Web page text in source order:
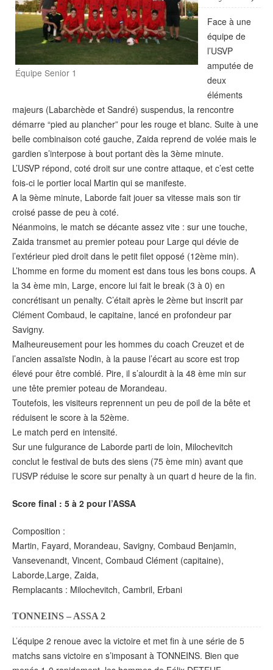
Équipe Senior 1
Face à une
équipe de
l’USVP
amputée de
deux
éléments
majeurs (Labarchède et Sandré) suspendus, la rencontre
démarre “pied au plancher” pour les rouge et blanc. Suite à une
belle combinaison coté gauche, Zaida reprend de volée mais le
gardien s’interpose à bout portant dès la 3ème minute.
L’USVP répond, coté droit sur une contre attaque, et c’est cette
fois-ci le portier local Martin qui se manifeste.
A la 9ème minute, Laborde fait jouer sa vitesse mais son tir
croisé passe de peu à coté.
Néanmoins, le match se décante assez vite : sur une touche,
Zaida transmet au premier poteau pour Large qui dévie de
l’extérieur pied droit dans le petit filet opposé (12ème min).
L’homme en forme du moment est dans tous les bons coups. A
la 34 ème min, Large, encore lui fait le break (3 à 0) en
concrétisant un penalty. C’était après le 2ème but inscrit par
Clément Combaud, le capitaine, lancé en profondeur par
Savigny.
Malheureusement pour les hommes du coach Creuzet et de
l’ancien assaïste Nodin, à la pause l’écart au score est trop
élevé pour être comblé. Pire, il s’alourdit à la 48 ème min sur
une tête premier poteau de Morandeau.
Toutefois, les visiteurs reprennent un peu de poil de la bête et
réduisent le score à la 52ème.
Le match perd en intensité.
Sur une fulgurance de Laborde parti de loin, Milochevitch
conclut le festival de buts des siens (75 ème min) avant que
l’USVP réduise le score sur penalty à un quart d heure de la fin.
Score final : 5 à 2 pour l’ASSA
Composition :
Martin, Fayard, Morandeau, Savigny, Combaud Benjamin,
Vansevenandt, Vincent, Combaud Clément (capitaine),
Laborde,Large, Zaida,
Remplacants : Milochevitch, Cambril, Erbani
TONNEINS – ASSA 2
L’équipe 2 renoue avec la victoire et met fin à une série de 5
matchs sans victoire en s’imposant à TONNEINS. Bien que